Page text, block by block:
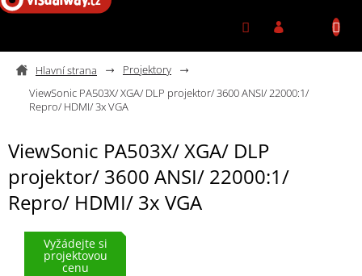
Přejít na obsah
Projektory
ViewSonic PA503X/ XGA/ DLP projektor/ 3600 ANSI/ 22000:1/
Repro/ HDMI/ 3x VGA
ViewSonic PA503X/ XGA/ DLP
projektor/ 3600 ANSI/ 22000:1/
Repro/ HDMI/ 3x VGA
Vyžádejte si
projektovou
cenu